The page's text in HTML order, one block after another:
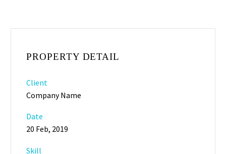
PROPERTY DETAIL
Client
Company Name
Date
20 Feb, 2019
Skill